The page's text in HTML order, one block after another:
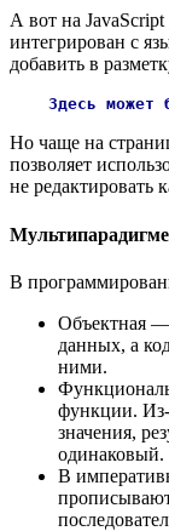
А вот на
интегрирован с
добавить в
Здесь может
Но чаще на
позволяет
не редактировать
В
Объектная
данных, а
ними.
функции.
значения,
одинаковый.
В